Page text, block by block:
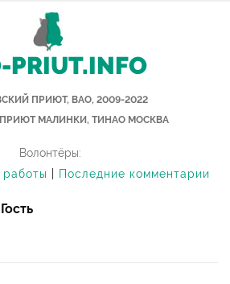
PRIUT.INFO
ПРИЮТ, ВАО, 2009-2022
ПРИЮТ МАЛИНКИ, ТИНАО МОСКВА
Волонтёры:
работы Последние комментарии
Гость